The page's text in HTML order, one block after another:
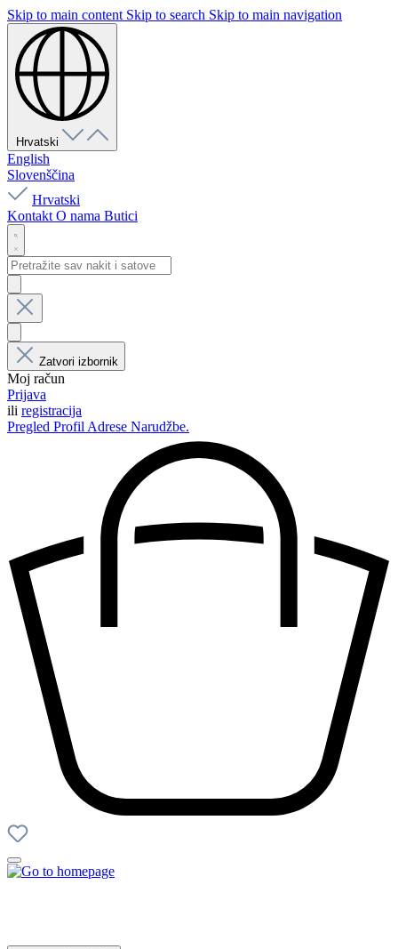
Skip to main content Skip to search Skip to main navigation
Hrvatski
English
Slovenščina
Hrvatski
Kontakt O nama Butici
Zatvori izbornik
Moj račun
Prijava
ili registracija
Pregled Profil Adrese Narudžbe.